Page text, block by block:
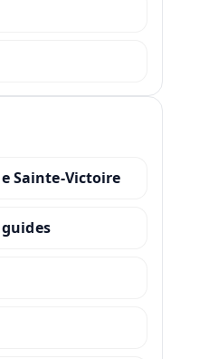
Sainte-Victoire